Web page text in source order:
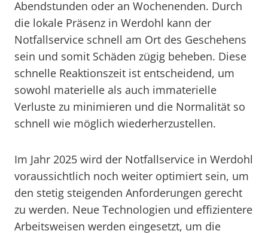
Abendstunden oder an Wochenenden. Durch
die lokale Präsenz in Werdohl kann der
Notfallservice schnell am Ort des Geschehens
sein und somit Schäden zügig beheben. Diese
schnelle Reaktionszeit ist entscheidend, um
sowohl materielle als auch immaterielle
Verluste zu minimieren und die Normalität so
schnell wie möglich wiederherzustellen.
Im Jahr 2025 wird der Notfallservice in Werdohl
voraussichtlich noch weiter optimiert sein, um
den stetig steigenden Anforderungen gerecht
zu werden. Neue Technologien und effizientere
Arbeitsweisen werden eingesetzt, um die